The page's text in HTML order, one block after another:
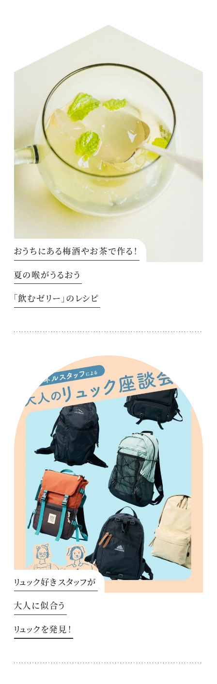
おうちにある梅酒やお茶で作る！
夏の喉がうるおう
「飲むゼリー」のレシピ
リュック好きスタッフが
大人に似合う
リュックを発見！